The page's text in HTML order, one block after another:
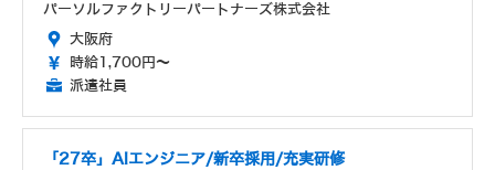
パーソルファクトリーパートナーズ株式会社
大阪府
時給1,700円～
派遣社員
「27卒」AIエンジニア/新卒採用/充実研修